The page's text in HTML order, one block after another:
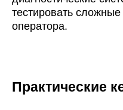
тестировать
оператора.
Практические